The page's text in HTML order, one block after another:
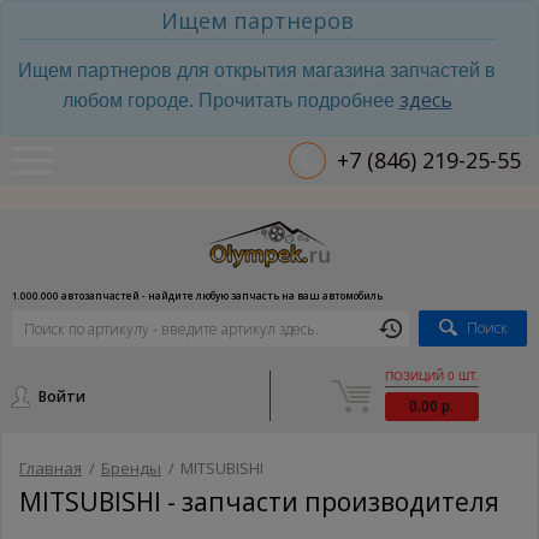
Ищем партнеров
Ищем партнеров для открытия магазина запчастей в
любом городе. Прочитать подробнее здесь
+7 (846) 219-25-55
1.000.000 автозапчастей - найдите любую запчасть на ваш автомобиль
Поиск
Войти
ПОЗИЦИЙ 0 ШТ.
0.00 р.
Главная / Бренды / MITSUBISHI
MITSUBISHI - запчасти производителя